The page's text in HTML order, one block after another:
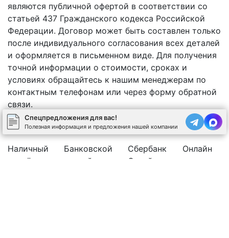
являются публичной офертой в соответствии со
статьей 437 Гражданского кодекса Российской
Федерации. Договор может быть составлен только
после индивидуального согласования всех деталей
и оформляется в письменном виде. Для получения
точной информации о стоимости, сроках и
условиях обращайтесь к нашим менеджерам по
контактным телефонам или через форму обратной
связи.
Наличный
расчёт
Банковской
картой
Сбербанк
Онлайн
Онлайн
Спецпредложения для вас!
Полезная информация и предложения нашей компании